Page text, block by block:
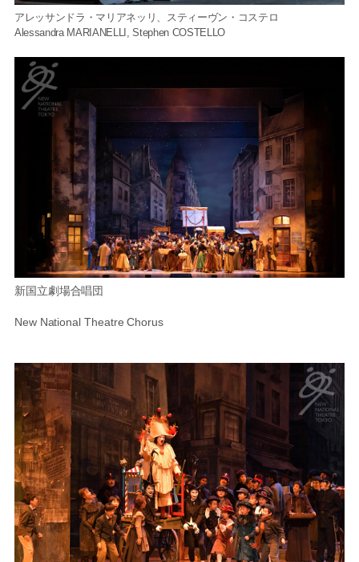
アレッサンドラ・マリアネッリ、スティーヴン・コステロ
Alessandra MARIANELLI, Stephen COSTELLO
新国立劇場合唱団
New National Theatre Chorus